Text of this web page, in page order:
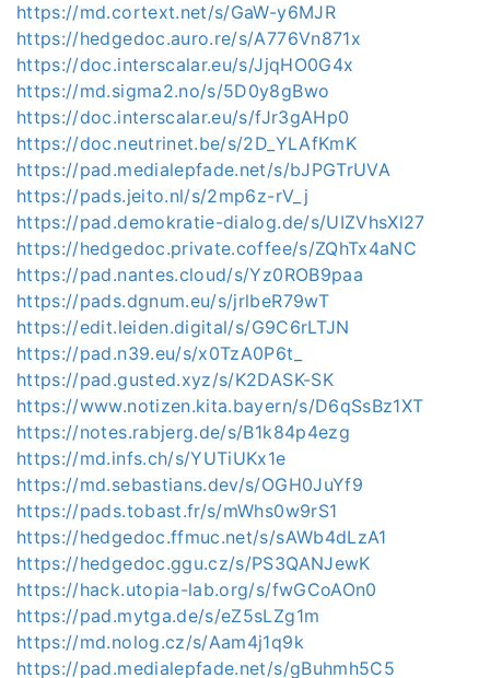
https://md.cortext.net/s/GaW-y6MJR
https://hedgedoc.auro.re/s/A776Vn871x
https://doc.interscalar.eu/s/JjqHO0G4x
https://md.sigma2.no/s/5D0y8gBwo
https://doc.interscalar.eu/s/fJr3gAHp0
https://doc.neutrinet.be/s/2D_YLAfKmK
https://pad.medialepfade.net/s/bJPGTrUVA
https://pads.jeito.nl/s/2mp6z-rV_j
https://pad.demokratie-dialog.de/s/UIZVhsXl27
https://hedgedoc.private.coffee/s/ZQhTx4aNC
https://pad.nantes.cloud/s/Yz0ROB9paa
https://pads.dgnum.eu/s/jrlbeR79wT
https://edit.leiden.digital/s/G9C6rLTJN
https://pad.n39.eu/s/x0TzA0P6t_
https://pad.gusted.xyz/s/K2DASK-SK
https://www.notizen.kita.bayern/s/D6qSsBz1XT
https://notes.rabjerg.de/s/B1k84p4ezg
https://md.infs.ch/s/YUTiUKx1e
https://md.sebastians.dev/s/OGH0JuYf9
https://pads.tobast.fr/s/mWhs0w9rS1
https://hedgedoc.ffmuc.net/s/sAWb4dLzA1
https://hedgedoc.ggu.cz/s/PS3QANJewK
https://hack.utopia-lab.org/s/fwGCoAOn0
https://pad.mytga.de/s/eZ5sLZg1m
https://md.nolog.cz/s/Aam4j1q9k
https://pad.medialepfade.net/s/gBuhmh5C5